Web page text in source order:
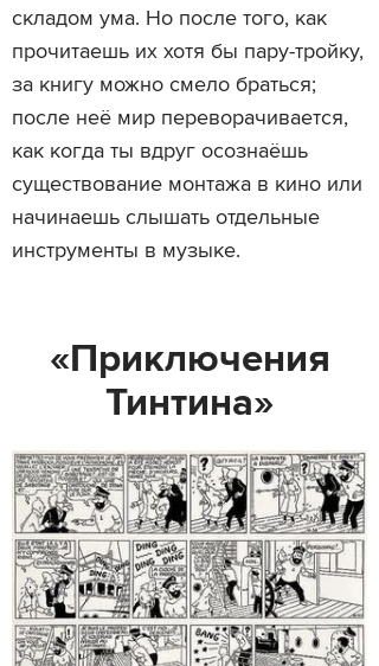
складом ума. Но после того, как
прочитаешь их хотя бы пару-тройку,
за книгу можно смело браться;
после неё мир переворачивается,
как когда ты вдруг осознаёшь
существование монтажа в кино или
начинаешь слышать отдельные
инструменты в музыке.
«Приключения
Тинтина»